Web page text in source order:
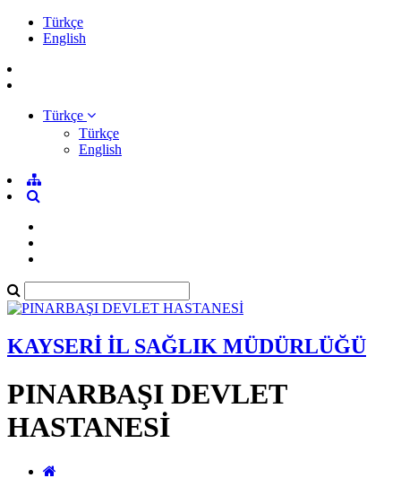
Türkçe
English
Türkçe
Türkçe
English
KAYSERİ İL SAĞLIK MÜDÜRLÜĞÜ
PINARBAŞI DEVLET
HASTANESİ